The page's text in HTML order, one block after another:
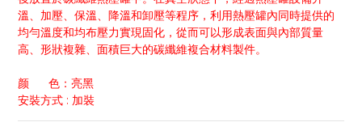
溫、加壓、保溫、降溫和卸壓等程序，利用熱壓罐內同時提供的
均勻溫度和均布壓力實現固化，從而可以形成表面與內部質量
高、形狀複雜、面積巨大的碳纖維複合材料製件。
颜      色：亮黑
安裝方式 : 加裝